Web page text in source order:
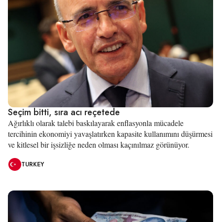
Seçim bitti, sıra acı reçetede
Ağırlıklı olarak talebi baskılayarak enflasyonla mücadele
tercihinin ekonomiyi yavaşlatırken kapasite kullanımını düşürmesi
ve kitlesel bir işsizliğe neden olması kaçınılmaz görünüyor.
TURKEY